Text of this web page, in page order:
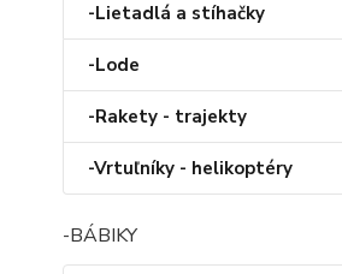
-Lietadlá a stíhačky
-Lode
-Rakety - trajekty
-Vrtuľníky - helikoptéry
-BÁBIKY